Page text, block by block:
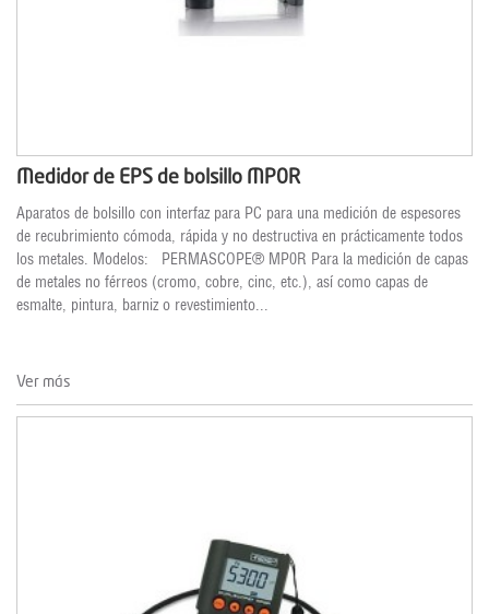
Medidor de EPS de bolsillo MP0R
Aparatos de bolsillo con interfaz para PC para una medición de espesores
de recubrimiento cómoda, rápida y no destructiva en prácticamente todos
los metales. Modelos: PERMASCOPE® MP0R Para la medición de capas
de metales no férreos (cromo, cobre, cinc, etc.), así como capas de
esmalte, pintura, barniz o revestimiento...
Ver más